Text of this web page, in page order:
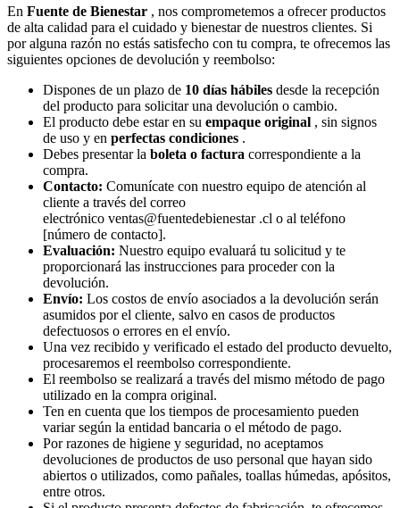
En Fuente de Bienestar , nos comprometemos a ofrecer productos
de alta calidad para el cuidado y bienestar de nuestros clientes. Si
por alguna razón no estás satisfecho con tu compra, te ofrecemos las
siguientes opciones de devolución y reembolso:
Dispones de un plazo de 10 días hábiles desde la recepción
del producto para solicitar una devolución o cambio.
El producto debe estar en su empaque original , sin signos
de uso y en perfectas condiciones .
Debes presentar la boleta o factura correspondiente a la
compra.
Contacto: Comunícate con nuestro equipo de atención al
cliente a través del correo
electrónico ventas@fuentedebienestar .cl o al teléfono
[número de contacto].
Evaluación: Nuestro equipo evaluará tu solicitud y te
proporcionará las instrucciones para proceder con la
devolución.
Envío: Los costos de envío asociados a la devolución serán
asumidos por el cliente, salvo en casos de productos
defectuosos o errores en el envío.
Una vez recibido y verificado el estado del producto devuelto,
procesaremos el reembolso correspondiente.
El reembolso se realizará a través del mismo método de pago
utilizado en la compra original.
Ten en cuenta que los tiempos de procesamiento pueden
variar según la entidad bancaria o el método de pago.
Por razones de higiene y seguridad, no aceptamos
devoluciones de productos de uso personal que hayan sido
abiertos o utilizados, como pañales, toallas húmedas, apósitos,
entre otros.